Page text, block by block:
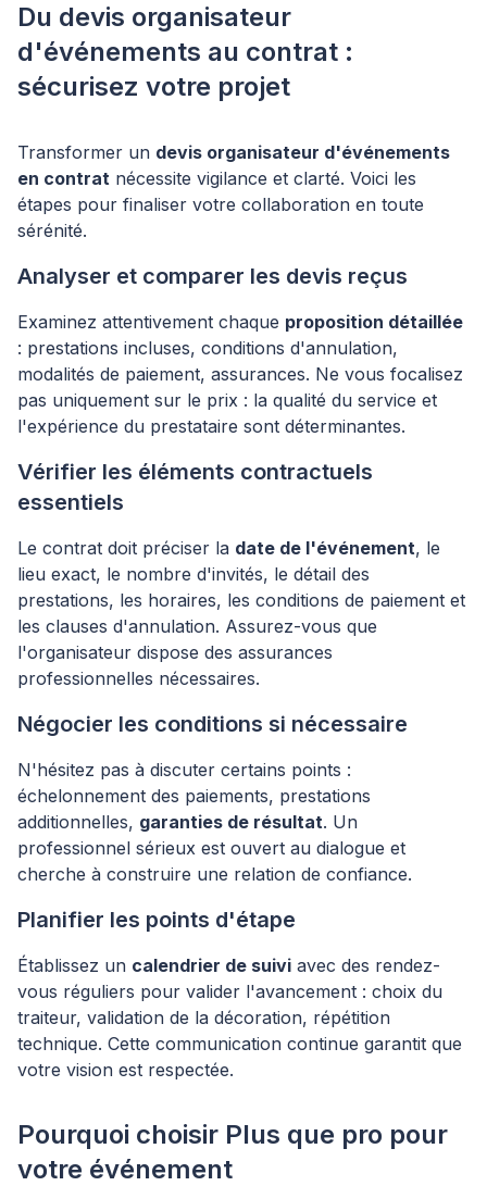
Du devis organisateur
d'événements au contrat :
sécurisez votre projet
Transformer un devis organisateur d'événements
en contrat nécessite vigilance et clarté. Voici les
étapes pour finaliser votre collaboration en toute
sérénité.
Analyser et comparer les devis reçus
Examinez attentivement chaque proposition détaillée
: prestations incluses, conditions d'annulation,
modalités de paiement, assurances. Ne vous focalisez
pas uniquement sur le prix : la qualité du service et
l'expérience du prestataire sont déterminantes.
Vérifier les éléments contractuels
essentiels
Le contrat doit préciser la date de l'événement, le
lieu exact, le nombre d'invités, le détail des
prestations, les horaires, les conditions de paiement et
les clauses d'annulation. Assurez-vous que
l'organisateur dispose des assurances
professionnelles nécessaires.
Négocier les conditions si nécessaire
N'hésitez pas à discuter certains points :
échelonnement des paiements, prestations
additionnelles, garanties de résultat. Un
professionnel sérieux est ouvert au dialogue et
cherche à construire une relation de confiance.
Planifier les points d'étape
Établissez un calendrier de suivi avec des rendez-
vous réguliers pour valider l'avancement : choix du
traiteur, validation de la décoration, répétition
technique. Cette communication continue garantit que
votre vision est respectée.
Pourquoi choisir Plus que pro pour
votre événement